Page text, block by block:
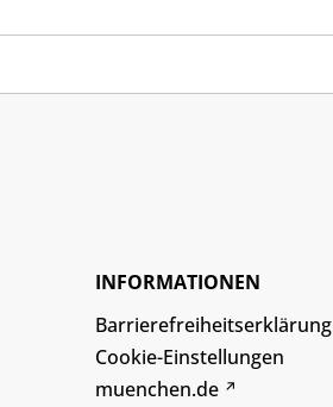
INFORMATIONEN
Barrierefreiheitserklärung
Cookie-Einstellungen
muenchen.de